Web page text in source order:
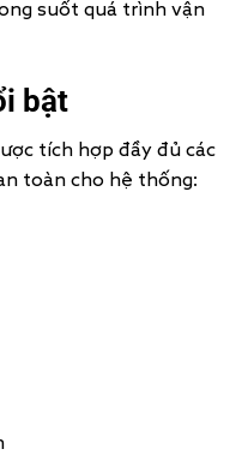
suốt quá trình vận
bật
tích hợp đầy đủ các
toàn cho hệ thống: